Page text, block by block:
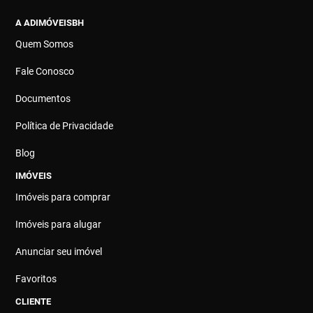
A ADIMÓVEISBH
Quem Somos
Fale Conosco
Documentos
Política de Privacidade
Blog
IMÓVEIS
Imóveis para comprar
Imóveis para alugar
Anunciar seu imóvel
Favoritos
CLIENTE